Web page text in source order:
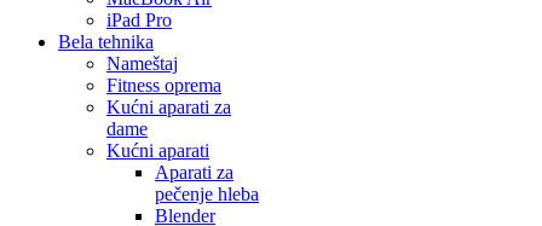
iPad Pro
Bela tehnika
Nameštaj
Fitness oprema
Kućni aparati za
dame
Kućni aparati
Aparati za
pečenje hleba
Blender